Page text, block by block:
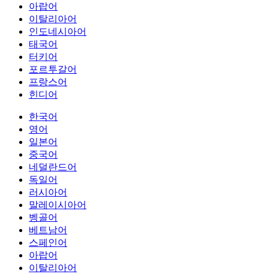
아랍어
이탈리아어
인도네시아어
태국어
터키어
포르투갈어
프랑스어
힌디어
한국어
영어
일본어
중국어
네덜란드어
독일어
러시아어
말레이시아어
벵골어
베트남어
스페인어
아랍어
이탈리아어